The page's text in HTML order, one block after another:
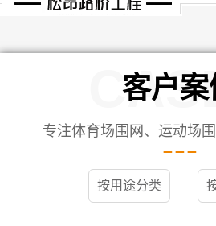
客户案
专注体育场围网、运动场
按用途分类